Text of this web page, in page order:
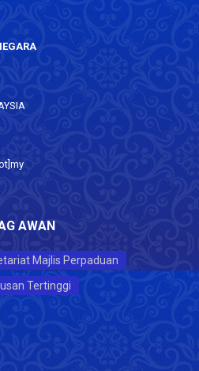
AWAN
Majlis Perpaduan
Tertinggi